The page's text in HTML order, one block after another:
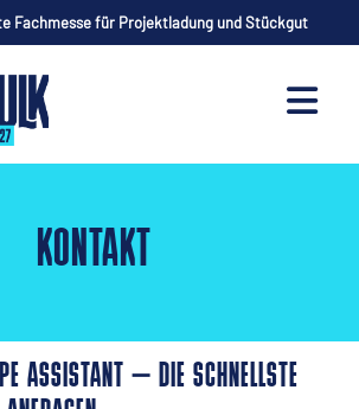
Fachmesse für Projektladung und Stückgut
KONTAKT
ASSISTANT – DIE SCHNELLSTE